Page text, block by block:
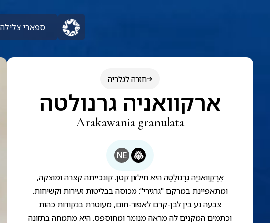
ספארי צלילה
חזרה לגלריה
ארקוואניה גרנולטה
Arakawania granulata
NE
אַרָקַוַואנְיָה גְרָנוּלָטָה היא חילזון קטן. קונכייתה קצרה ומוצקה,
ומתאפיינת במרקם "גרגירי": מכוסה בבליטות זעירות וקשיחות.
צבעה נע בין לבן-קרם לאפור-חום, מעוטרת בנקודות כהות
וכתמים המקנים לה מראה מנומר ומחוספס. היא מתמחה בתזונה